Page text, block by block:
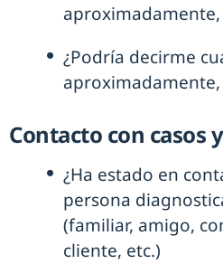
aproximadamente,
¿Podría decirme
Contacto con casos
¿Ha estado en
persona
(familiar, amigo,
cliente, etc.)